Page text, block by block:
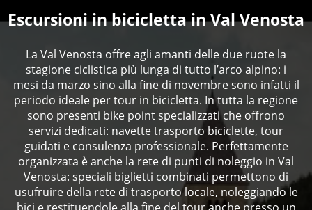
Escursioni in bicicletta in Val Venosta
La Val Venosta offre agli amanti delle due ruote la
stagione ciclistica più lunga di tutto l’arco alpino: i
mesi da marzo sino alla fine di novembre sono infatti il
periodo ideale per tour in bicicletta. In tutta la regione
sono presenti bike point specializzati che offrono
servizi dedicati: navette trasporto biciclette, tour
guidati e consulenza professionale. Perfettamente
organizzata è anche la rete di punti di noleggio in Val
Venosta: speciali biglietti combinati permettono di
usufruire della rete di trasporto locale, noleggiando le